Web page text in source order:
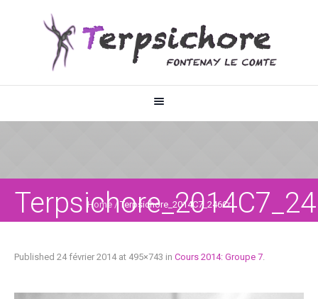
Home /Terpsichore_2014C7_246Cr
Published 24 février 2014at 495×743 in Cours 2014: Groupe 7.